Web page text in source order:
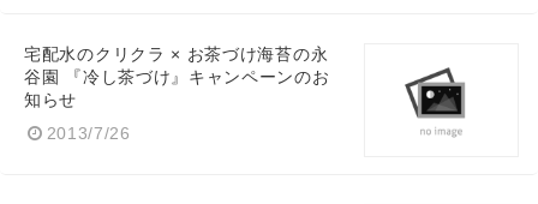
宅配水のクリクラ × お茶づけ海苔の永
谷園 『冷し茶づけ』キャンペーンのお
知らせ
2013/7/26